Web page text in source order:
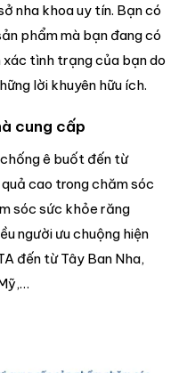
nha khoa uy tín. Bạn có
phẩm mà bạn đang có
xác tình trạng của bạn do
lời khuyên hữu ích.
cung cấp
ê buốt đến từ
cao trong chăm sóc
sóc sức khỏe răng
người ưu chuộng hiện
đến từ Tây Ban Nha,